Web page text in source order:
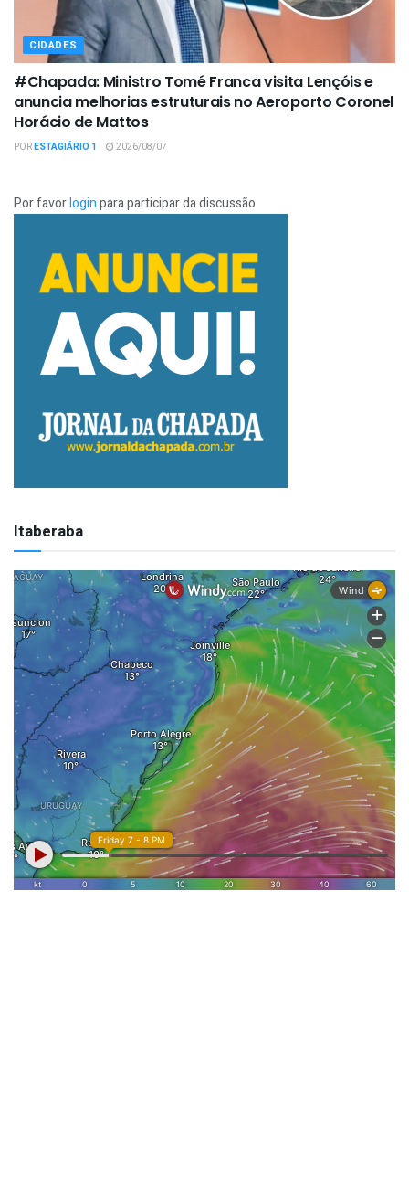
CIDADES
#Chapada: Ministro Tomé Franca visita Lençóis e
anuncia melhorias estruturais no Aeroporto Coronel
Horácio de Mattos
PORESTAGIÁRIO 1 2026/08/07
Por favorloginpara participar da discussão
Itaberaba